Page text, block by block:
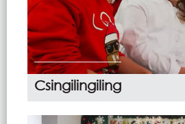
Csingilingiling